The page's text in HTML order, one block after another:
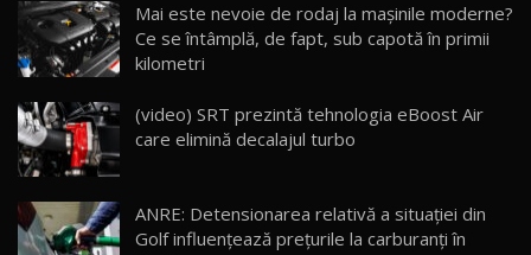
15 14:37
16
AutoBlogMD
13:10
17 20:06
Mai este nevoie de rodaj la mașinile moderne?
Ce se întâmplă, de fapt, sub capotă în primii
kilometri
(video) SRT prezintă tehnologia eBoost Air
care elimină decalajul turbo
ANRE: Detensionarea relativă a situației din
Golf influențează prețurile la carburanți în